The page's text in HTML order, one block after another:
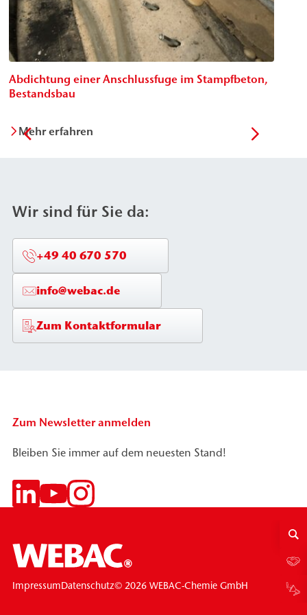
Abdichtung einer Anschlussfuge im Stampfbeton,
Bestandsbau
Mehr erfahren
Wir sind für Sie da:
+49 40 670 570
info@webac.de
Zum Kontaktformular
Zum Newsletter anmelden
Bleiben Sie immer auf dem neuesten Stand!
© 2026 WEBAC-Chemie GmbH
ImpressumDatenschutz